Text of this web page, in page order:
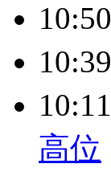
10:50
10:39
10:11
高位